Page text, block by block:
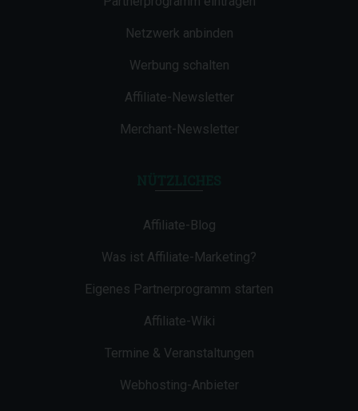
Netzwerk anbinden
Werbung schalten
Affiliate-Newsletter
Merchant-Newsletter
Affiliate-Blog
Was ist Affiliate-Marketing?
Eigenes Partnerprogramm starten
Affiliate-Wiki
Termine & Veranstaltungen
Webhosting-Anbieter